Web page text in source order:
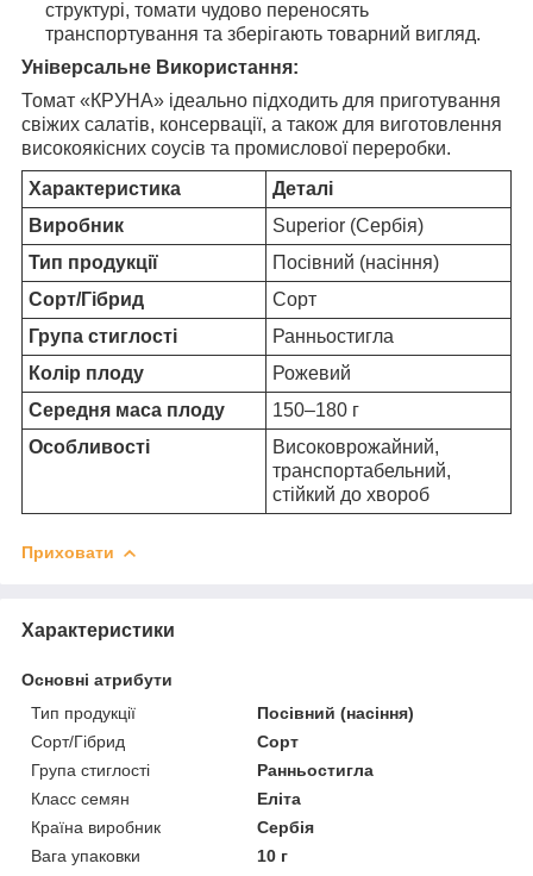
структурі, томати чудово переносять
транспортування та зберігають товарний вигляд.
Універсальне Використання:
Томат «КРУНА» ідеально підходить для приготування
свіжих салатів, консервації, а також для виготовлення
високоякісних соусів та промислової переробки.
Характеристика
Деталі
Виробник
Superior (Сербія)
Тип продукції
Посівний (насіння)
Сорт/Гібрид
Сорт
Група стиглості
Ранньостигла
Колір плоду
Рожевий
Середня маса плоду
150–180 г
Особливості
Високоврожайний,
транспортабельний,
стійкий до хвороб
Приховати
Характеристики
Основні атрибути
Тип продукції
Посівний (насіння)
Сорт/Гібрид
Сорт
Група стиглості
Ранньостигла
Класс семян
Еліта
Країна виробник
Сербія
Вага упаковки
10 г